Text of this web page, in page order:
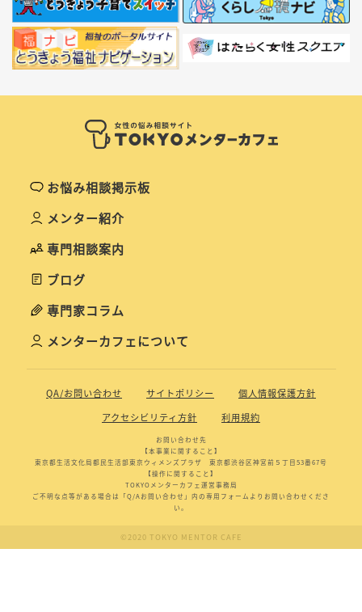
お悩み相談掲示板
メンター紹介
専門相談案内
ブログ
専門家コラム
メンターカフェについて
QA/お問い合わせ サイトポリシー
個人情報保護方針
アクセシビリティ方針
利用規約
お問い合わせ先
【本事業に関すること】
東京都生活文化局都民生活部東京ウィメンズプラザ 東京都渋谷区神宮前５丁目53番67号
【操作に関すること】
TOKYOメンターカフェ運営事務局
ご不明な点等がある場合は「Q/Aお問い合わせ」内の専用フォームよりお問い合わせくださ
い。
©2020 TOKYO MENTOR CAFE